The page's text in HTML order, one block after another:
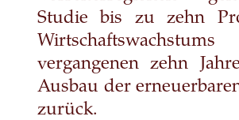
Studie bis zu zehn
vergangenen zehn
Ausbau der
zurück.